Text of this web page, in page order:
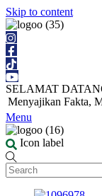
Skip to content
SELAMAT
Fakta,
Menu
Icon label